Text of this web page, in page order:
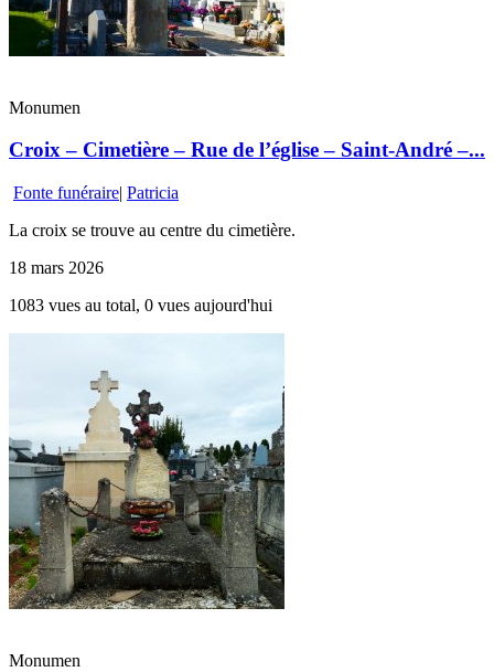
Monumen
Croix – Cimetière – Rue de l’église – Saint-André –...
Fonte funéraire| Patricia
La croix se trouve au centre du cimetière.
18 mars 2026
1083 vues au total, 0 vues aujourd'hui
Monumen